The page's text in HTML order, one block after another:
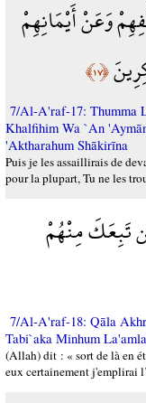
وَعَنْ أَيْمَانِهِمْ
﴿١٧﴾
7/Al-A'raf-17: Thumma
Khalfihim Wa `An
'Aktharahum Shākirīna
Puis je les assaillirais de
pour la plupart, Tu ne les
تَبِعَكَ مِنْهُمْ
7/Al-A'raf-18: Qāla
Tabi`aka Minhum
(Allah) dit : « sort de là en
eux certainement j'emplirai